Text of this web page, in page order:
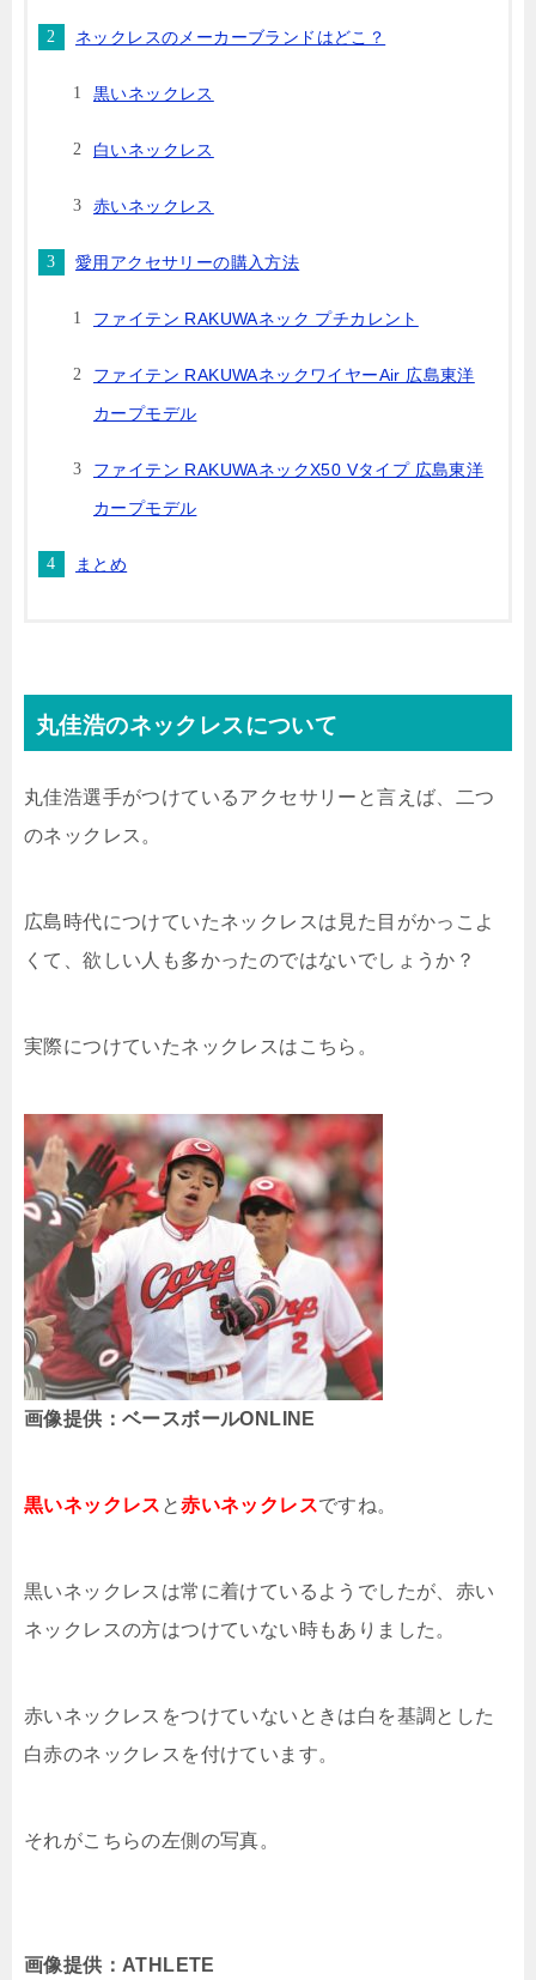
ネックレスのメーカーブランドはどこ？
黒いネックレス
白いネックレス
赤いネックレス
愛用アクセサリーの購入方法
ファイテン RAKUWAネック プチカレント
ファイテン RAKUWAネックワイヤーAir 広島東洋
カープモデル
ファイテン RAKUWAネックX50 Vタイプ 広島東洋
カープモデル
まとめ
丸佳浩のネックレスについて
丸佳浩選手がつけているアクセサリーと言えば、二つ
のネックレス。
広島時代につけていたネックレスは見た目がかっこよ
くて、欲しい人も多かったのではないでしょうか？
実際につけていたネックレスはこちら。
画像提供：ベースボールONLINE
黒いネックレス と赤いネックレスですね。
黒いネックレスは常に着けているようでしたが、赤い
ネックレスの方はつけていない時もありました。
赤いネックレスをつけていないときは白を基調とした
白赤のネックレスを付けています。
それがこちらの左側の写真。
画像提供：ATHLETE